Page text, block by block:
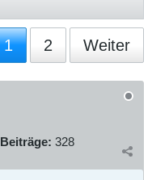
1 2 Weiter
Beiträge: 328